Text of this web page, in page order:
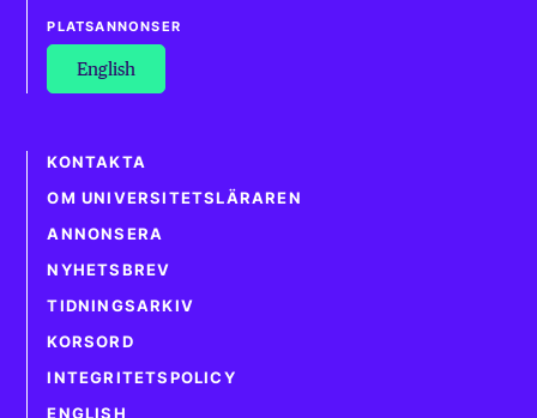
PLATSANNONSER
English
KONTAKTA
OM UNIVERSITETSLÄRAREN
ANNONSERA
NYHETSBREV
TIDNINGSARKIV
KORSORD
INTEGRITETSPOLICY
ENGLISH